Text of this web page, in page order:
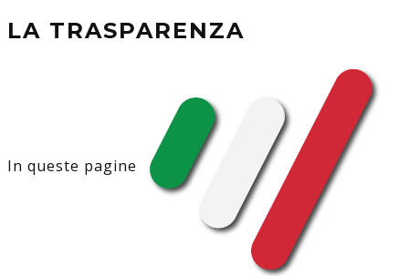
LA TRASPARENZA
In queste pagine